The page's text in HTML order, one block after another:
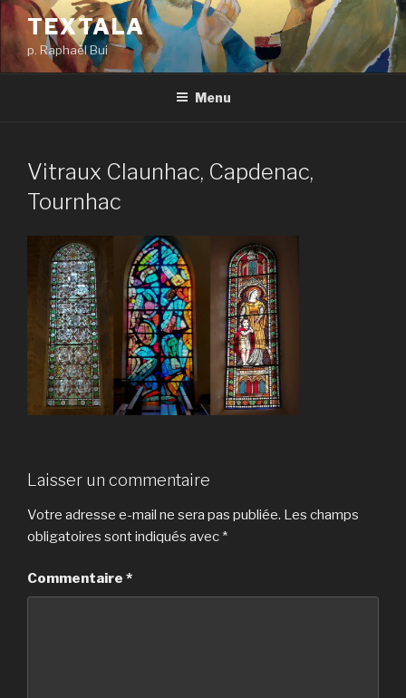
Aller
au
contenu
principal
TEXTALA
p. Raphaël Bui
Menu
Vitraux Claunhac, Capdenac,
Tournhac
Laisser un commentaire
Votre adresse e-mail ne sera pas publiée. Les champs
obligatoires sont indiqués avec *
Commentaire *